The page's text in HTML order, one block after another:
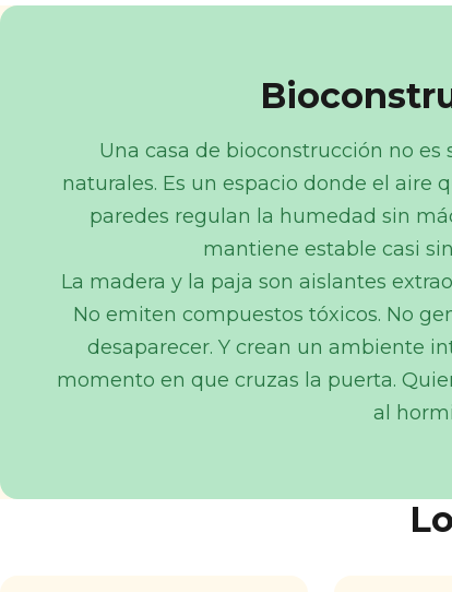
Una casa de bioconstrucción no
naturales. Es un espacio donde el aire
paredes regulan la humedad sin
mantiene estable casi
La madera y la paja son aislantes
No emiten compuestos tóxicos. No
desaparecer. Y crean un ambiente
momento en que cruzas la puerta.
al